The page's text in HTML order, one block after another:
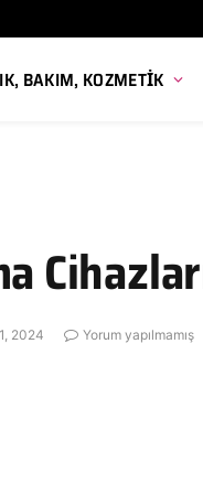
BAKIM, KOZMETIK
2024 Yorum yapılmamış